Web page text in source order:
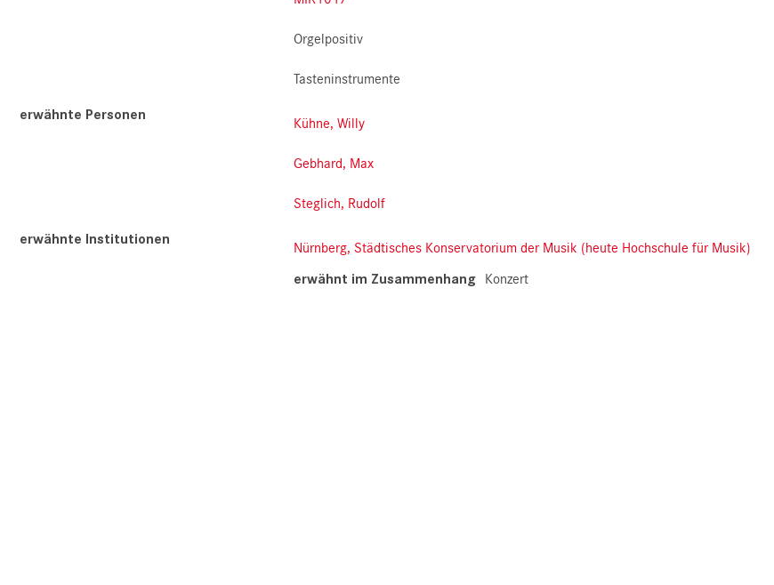
Orgelpositiv
Tasteninstrumente
erwähnte Personen Kühne, Willy
Gebhard, Max
Steglich, Rudolf
erwähnte Institutionen Nürnberg, Städtisches Konservatorium der Musik (heute Hochschule für Musik)
erwähnt im Zusammenhang Konzert